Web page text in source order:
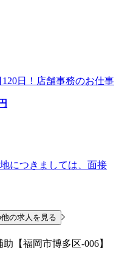
日！店舗事務のお仕事
円
につきましては、面接
の求人を見る
【福岡市博多区-006】